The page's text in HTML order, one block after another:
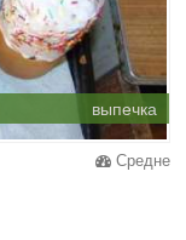
выпечка
Средне